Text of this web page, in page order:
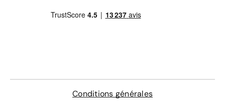
Conditions générales